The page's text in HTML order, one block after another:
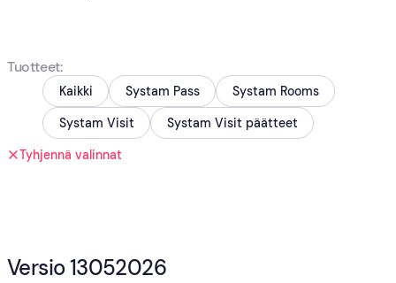
Tuotteet
Kaikki Systam Pass
Systam Rooms
Systam Visit
Systam Visit päätteet
Tyhjennä valinnat
Versio 13052026